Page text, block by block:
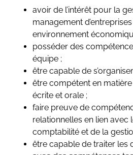
avoir de l’intérêt pour la
management
environnement
posséder des
équipe ;
être capable de
être compétent en
écrite et orale ;
faire preuve de
relationnelles en lien avec
comptabilité et de la
être capable de traiter les